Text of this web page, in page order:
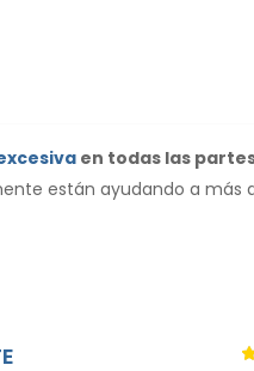
en todas las
están ayudando a más